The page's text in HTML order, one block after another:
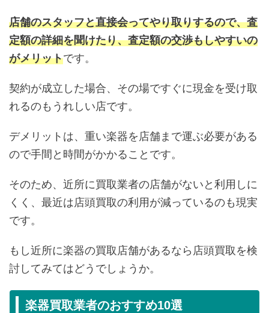
店舗のスタッフと直接会ってやり取りするので、査
定額の詳細を聞けたり、査定額の交渉もしやすいの
がメリットです。
契約が成立した場合、その場ですぐに現金を受け取
れるのもうれしい店です。
デメリットは、重い楽器を店舗まで運ぶ必要がある
ので手間と時間がかかることです。
そのため、近所に買取業者の店舗がないと利用しに
くく、最近は店頭買取の利用が減っているのも現実
です。
もし近所に楽器の買取店舗があるなら店頭買取を検
討してみてはどうでしょうか。
楽器買取業者のおすすめ10選